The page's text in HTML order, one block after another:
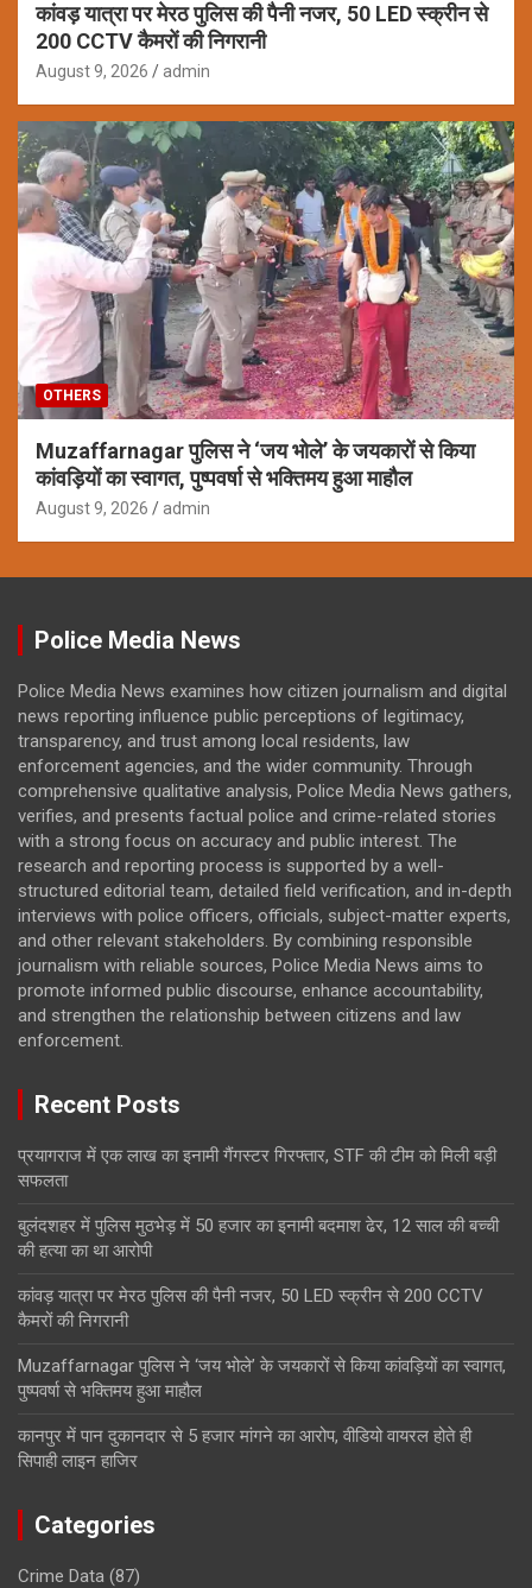
कांवड़ यात्रा पर मेरठ पुलिस की पैनी नजर, 50 LED स्क्रीन से
200 CCTV कैमरों की निगरानी
August 9, 2026 admin
OTHERS
Muzaffarnagar पुलिस ने ‘जय भोले’ के जयकारों से किया
कांवड़ियों का स्वागत, पुष्पवर्षा से भक्तिमय हुआ माहौल
August 9, 2026 admin
Police Media News
Police Media News examines how citizen journalism and digital
news reporting influence public perceptions of legitimacy,
transparency, and trust among local residents, law
enforcement agencies, and the wider community. Through
comprehensive qualitative analysis, Police Media News gathers,
verifies, and presents factual police and crime-related stories
with a strong focus on accuracy and public interest. The
research and reporting process is supported by a well-
structured editorial team, detailed field verification, and in-depth
interviews with police officers, officials, subject-matter experts,
and other relevant stakeholders. By combining responsible
journalism with reliable sources, Police Media News aims to
promote informed public discourse, enhance accountability,
and strengthen the relationship between citizens and law
enforcement.
Recent Posts
प्रयागराज में एक लाख का इनामी गैंगस्टर गिरफ्तार, STF की टीम को मिली बड़ी
सफलता
बुलंदशहर में पुलिस मुठभेड़ में 50 हजार का इनामी बदमाश ढेर, 12 साल की बच्ची
की हत्या का था आरोपी
कांवड़ यात्रा पर मेरठ पुलिस की पैनी नजर, 50 LED स्क्रीन से 200 CCTV
कैमरों की निगरानी
Muzaffarnagar पुलिस ने ‘जय भोले’ के जयकारों से किया कांवड़ियों का स्वागत,
पुष्पवर्षा से भक्तिमय हुआ माहौल
कानपुर में पान दुकानदार से 5 हजार मांगने का आरोप, वीडियो वायरल होते ही
सिपाही लाइन हाजिर
Categories
Crime Data (87)